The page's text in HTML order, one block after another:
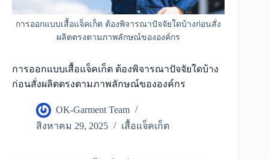
การออกแบบเสื้อแจ็คเก็ต ต้องพิจารณาปัจจัยใดบ้างก่อนสั่ง
ผลิตตรงตามภาพลักษณ์ขององค์กร
การออกแบบเสื้อแจ็คเก็ต ต้องพิจารณาปัจจัยใดบ้าง
ก่อนสั่งผลิตตรงตามภาพลักษณ์ขององค์กร
OK-Garment Team
สิงหาคม 29, 2025
เสื้อแจ็คเก็ต